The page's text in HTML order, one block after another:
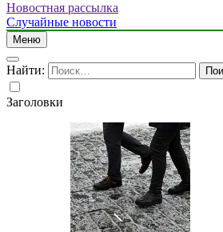
Новостная рассылка
Случайные новости
Меню
Найти:
Заголовки